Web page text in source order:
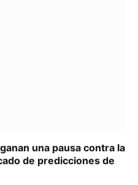
una pausa contra la
de predicciones de